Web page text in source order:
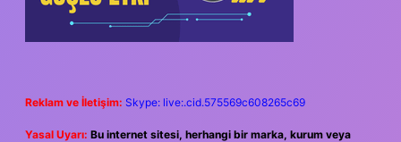
Reklam ve İletişim: Skype: live:.cid.575569c608265c69
Yasal Uyarı: Bu internet sitesi, herhangi bir marka, kurum veya